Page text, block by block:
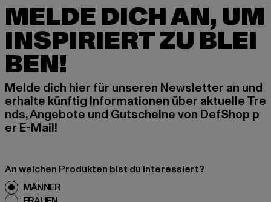
MELDE DICH AN, UM
INSPIRIERT ZU BLEI
BEN!
Melde dich hier für unseren Newsletter an und
erhalte künftig Informationen über aktuelle Tre
nds, Angebote und Gutscheine von DefShop p
er E-Mail!
An welchen Produkten bist du interessiert?
MÄNNER